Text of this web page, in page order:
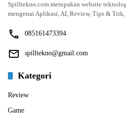
Spilltekno.com merupakan website
mengenai Aplikasi, AI, Review, Tips & Trik,
085161473394
spilltekno@gmail.com
Kategori
Review
Game